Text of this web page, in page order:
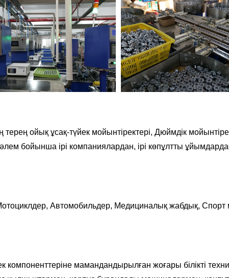
ойық ұсақ-түйек мойынтіректері, Дюймдік
әлем бойынша ірі компаниялардан, ірі көпұлтты
Автомобильдер, Медициналық жабдық, Спорт
мамандандырылған жоғары білікті